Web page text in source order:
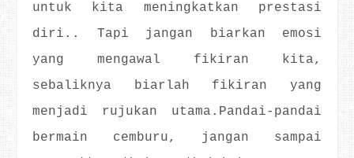
untuk kita meningkatkan prestasi
diri.. Tapi jangan biarkan emosi
yang mengawal fikiran kita,
sebaliknya biarlah fikiran yang
menjadi rujukan utama.Pandai-pandai
bermain cemburu, jangan sampai